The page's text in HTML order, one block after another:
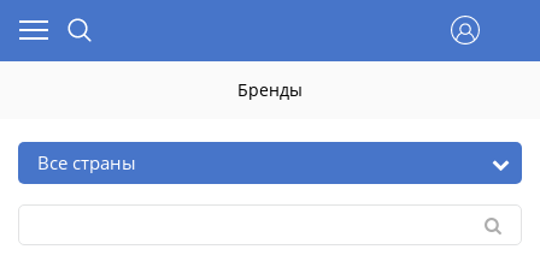
Бренды